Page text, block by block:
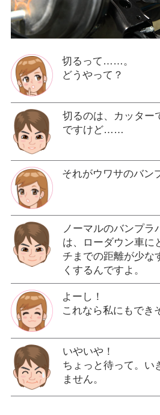
切るって……。
どうやって？
切るのは、カッター
ですけど……
それがウワサのバン
ノーマルのバンプラ
は、ローダウン車に
チまでの距離が少な
くするんですよ。
よーし！
これなら私にもでき
いやいや！
ちょっと待って。い
ません。